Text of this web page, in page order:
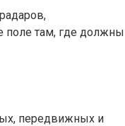
поле там, где должны
передвижных и